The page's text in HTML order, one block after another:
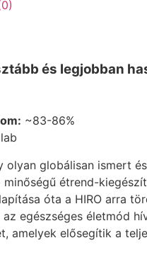
és legjobban
~83-86%
olyan globálisan ismert
étrend-
óta a HIRO arra
egészséges életmód
amelyek elősegítik a